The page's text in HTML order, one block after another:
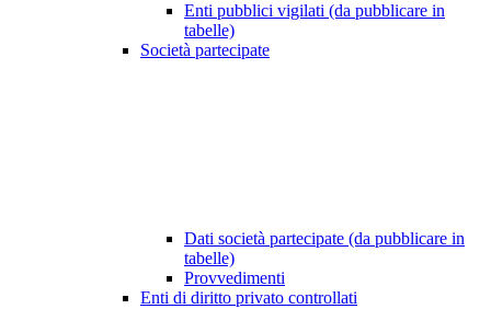
Enti pubblici vigilati (da pubblicare in
tabelle)
Società partecipate
Dati società partecipate (da pubblicare in
tabelle)
Provvedimenti
Enti di diritto privato controllati